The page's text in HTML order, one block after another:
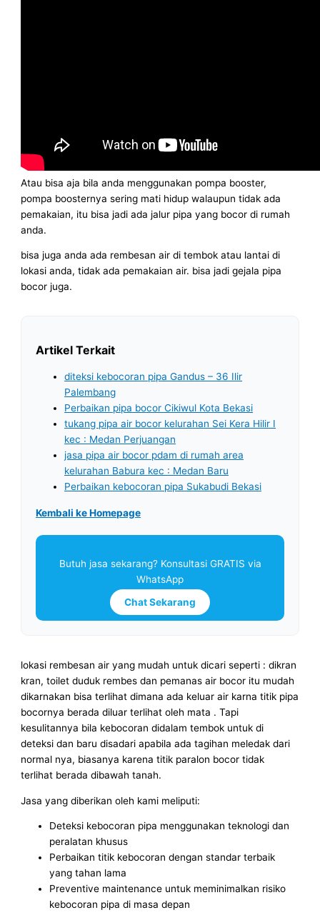
Atau bisa aja bila anda menggunakan pompa booster,
pompa boosternya sering mati hidup walaupun tidak ada
pemakaian, itu bisa jadi ada jalur pipa yang bocor di rumah
anda.
bisa juga anda ada rembesan air di tembok atau lantai di
lokasi anda, tidak ada pemakaian air. bisa jadi gejala pipa
bocor juga.
Artikel Terkait
diteksi kebocoran pipa Gandus – 36 Ilir
Palembang
Perbaikan pipa bocor Cikiwul Kota Bekasi
tukang pipa air bocor kelurahan Sei Kera Hilir I
kec : Medan Perjuangan
jasa pipa air bocor pdam di rumah area
kelurahan Babura kec : Medan Baru
Perbaikan kebocoran pipa Sukabudi Bekasi
Kembali ke Homepage
Butuh jasa sekarang? Konsultasi GRATIS via
WhatsApp
Chat Sekarang
lokasi rembesan air yang mudah untuk dicari seperti : dikran
kran, toilet duduk rembes dan pemanas air bocor itu mudah
dikarnakan bisa terlihat dimana ada keluar air karna titik pipa
bocornya berada diluar terlihat oleh mata . Tapi
kesulitannya bila kebocoran didalam tembok untuk di
deteksi dan baru disadari apabila ada tagihan meledak dari
normal nya, biasanya karena titik paralon bocor tidak
terlihat berada dibawah tanah.
Jasa yang diberikan oleh kami meliputi:
Deteksi kebocoran pipa menggunakan teknologi dan
peralatan khusus
Perbaikan titik kebocoran dengan standar terbaik
yang tahan lama
Preventive maintenance untuk meminimalkan risiko
kebocoran pipa di masa depan